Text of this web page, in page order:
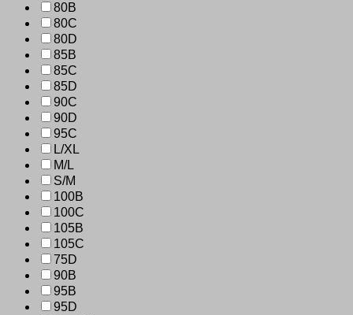
80B
80C
80D
85B
85C
85D
90C
90D
95C
L/XL
M/L
S/M
100B
100C
105B
105C
75D
90B
95B
95D